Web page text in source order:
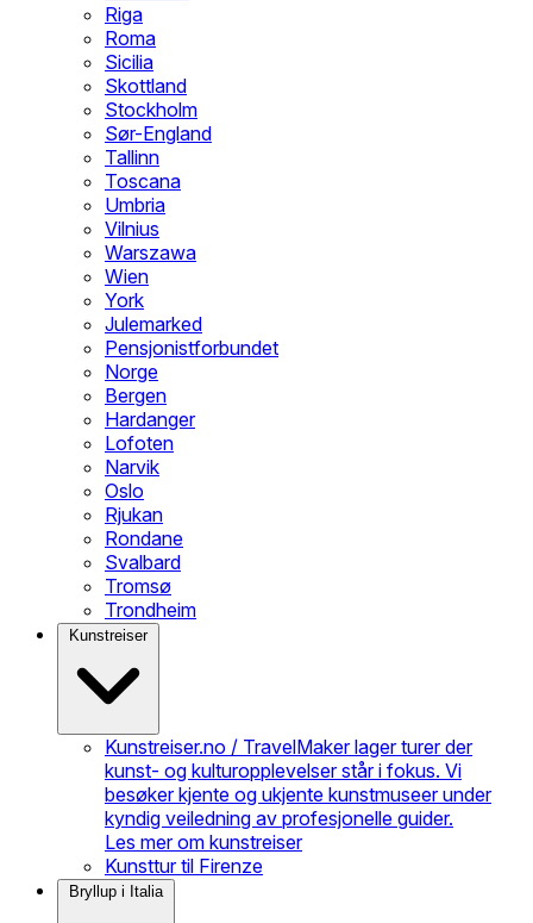
Riga
Roma
Sicilia
Skottland
Stockholm
Sør-England
Tallinn
Toscana
Umbria
Vilnius
Warszawa
Wien
York
Julemarked
Pensjonistforbundet
Norge
Bergen
Hardanger
Lofoten
Narvik
Oslo
Rjukan
Rondane
Svalbard
Tromsø
Trondheim
Kunstreiser
Kunstreiser.no / TravelMaker lager turer der
kunst- og kulturopplevelser står i fokus. Vi
besøker kjente og ukjente kunstmuseer under
kyndig veiledning av profesjonelle guider.
Les mer om kunstreiser
Kunsttur til Firenze
Bryllup i Italia